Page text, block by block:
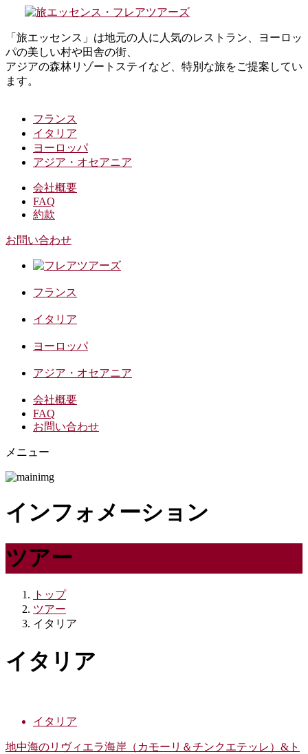
テ
ン
ツ
へ
ゲ
ー
シ
ョ
「旅エッセンス」は地元の人に人気のレストラン、ヨーロッ
パの美しい村や田舎の街、
アジアの森林リゾートステイなど、特別な旅をご提案してい
ます。
フランス
イタリア
ヨーロッパ
アジア・オセアニア
会社概要
FAQ
約款
お問い合わせ
フランス
イタリア
ヨーロッパ
アジア・オセアニア
会社概要
FAQ
お問い合わせ
メニュー
インフォメーション
ツアー
トップ
ツアー
イタリア
イタリア
イタリア
地中海のリヴィエラ海岸（カモーリ＆チンクエテッレ）&ト